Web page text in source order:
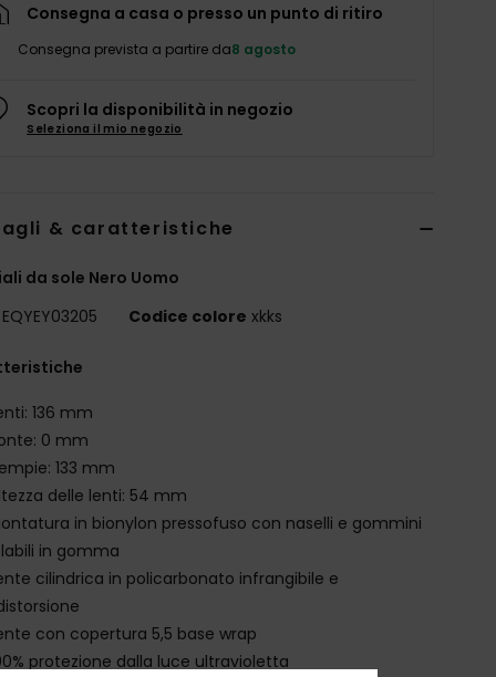
Consegna a casa o presso un punto di ritiro
Consegna prevista a partire da8 agosto
Scopri la disponibilità in negozio
Seleziona il mio negozio
& caratteristiche
da sole Nero Uomo
EQYEY03205 Codice colore xkks
136 mm
0 mm
133 mm
delle lenti: 54 mm
in bionylon pressofuso con naselli e gommini
in gomma
cilindrica in policarbonato infrangibile e
con copertura 5,5 base wrap
protezione dalla luce ultravioletta